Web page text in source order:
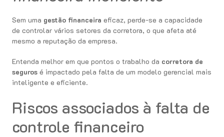
Sem uma gestão financeira eficaz, perde-se a capacidade
de controlar vários setores da corretora, o que afeta até
mesmo a reputação da empresa.
Entenda melhor em que pontos o trabalho da corretora de
seguros é impactado pela falta de um modelo gerencial mais
inteligente e eficiente.
Riscos associados à falta de
controle financeiro